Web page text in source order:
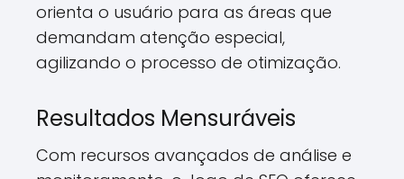
orienta o usuário para as áreas que
demandam atenção especial,
agilizando o processo de otimização.
Resultados Mensuráveis
Com recursos avançados de análise e